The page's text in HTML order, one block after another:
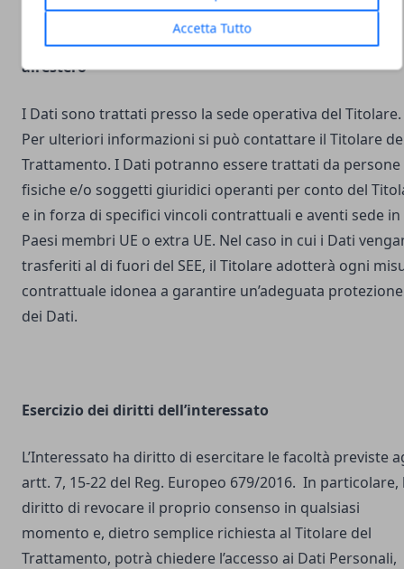
Accetta Tutto
Luogo del Trattamento e trasferimento dei Dati
all’estero
I Dati sono trattati presso la sede operativa del Titolare.
Per ulteriori informazioni si può contattare il Titolare
Trattamento. I Dati potranno essere trattati da persone
fisiche e/o soggetti giuridici operanti per conto del
e in forza di specifici vincoli contrattuali e aventi sede in
Paesi membri UE o extra UE. Nel caso in cui i Dati
trasferiti al di fuori del SEE, il Titolare adotterà ogni
contrattuale idonea a garantire un’adeguata protezione
dei Dati.
Esercizio dei diritti dell’interessato
L’Interessato ha diritto di esercitare le facoltà previste
artt. 7, 15-22 del Reg. Europeo 679/2016. In particolare,
diritto di revocare il proprio consenso in qualsiasi
momento e, dietro semplice richiesta al Titolare del
Trattamento, potrà chiedere l’accesso ai Dati Personali,